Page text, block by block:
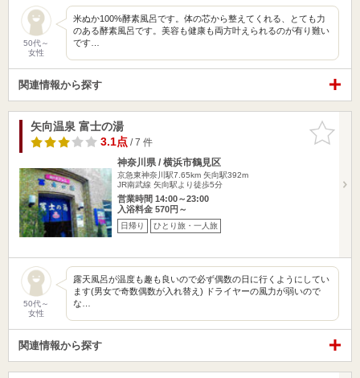
50代～
女性
米ぬか100%酵素風呂です。体の芯から整えてくれる、とても力
のある酵素風呂です。美容も健康も両方叶えられるのが有り難い
です…
関連情報から探す
お気に入
りに追加
矢向温泉 富士の湯
3.1点/ 7 件
神奈川県 / 横浜市鶴見区
京急東神奈川駅7.65km 矢向駅392m
JR南武線 矢向駅より徒歩5分
営業時間 14:00～23:00
入浴料金 570円～
日帰り ひとり旅・一人旅
50代～
女性
露天風呂が温度も趣も良いので必ず偶数の日に行くようにしてい
ます(男女で奇数偶数が入れ替え) ドライヤーの風力が弱いので
な…
関連情報から探す